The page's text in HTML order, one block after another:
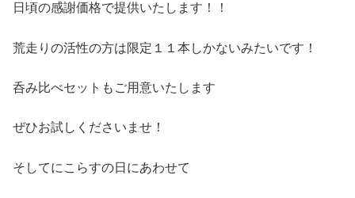
日頃の感謝価格で提供いたします！！
荒走りの活性の方は限定１１本しかないみたいです！
呑み比べセットもご用意いたします
ぜひお試しくださいませ！
そしてにこらすの日にあわせて